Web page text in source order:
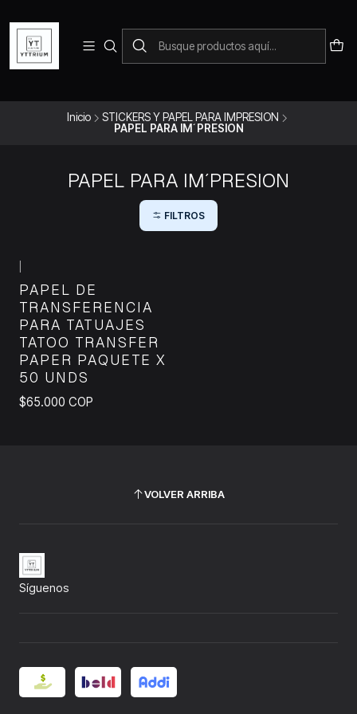
Para pedidos telefonicos puedes comunicarte con el wsap
+573228452138
Inicio
STICKERS Y PAPEL PARA IMPRESION
PAPEL PARA IM´PRESION
PAPEL PARA IM´PRESION
FILTROS
PAPEL DE
TRANSFERENCIA
PARA TATUAJES
TATOO TRANSFER
PAPER PAQUETE X
50 UNDS
$65.000 COP
VOLVER ARRIBA
Síguenos